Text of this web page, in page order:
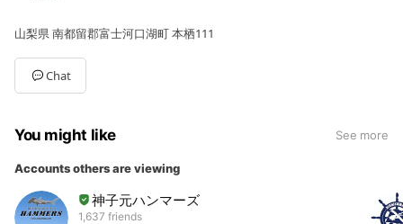
山梨県 南都留郡富士河口湖町 本栖111
Chat
You might like See more
Accounts others are viewing
神子元ハンマーズ
1,637 friends